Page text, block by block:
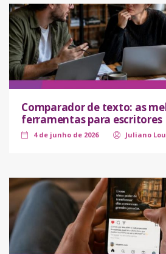
Comparador de texto: as
ferramentas para escritores
4 de junho de 2026 Juliano